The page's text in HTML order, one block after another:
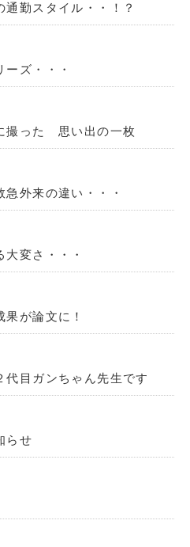
通勤スタイル・・！？
ズ・・・
撮った 思い出の一枚
外来の違い・・・
変さ・・・
が論文に！
目ガンちゃん先生です
らせ